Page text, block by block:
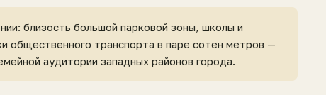
близость большой парковой зоны, школы и
общественного транспорта в паре сотен метров —
аудитории западных районов города.